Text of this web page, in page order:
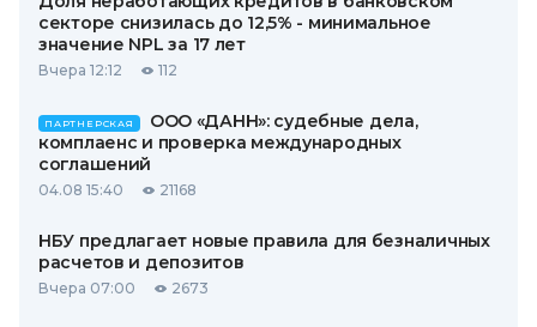
секторе снизилась до 12,5% - минимальное
значение NPL за 17 лет
Вчера 12:12 112
ПАРТНЕРСКАЯ
ООО «ДАНН»: судебные дела,
комплаенс и проверка международных
соглашений
04.08 15:40 21168
НБУ предлагает новые правила для безналичных
расчетов и депозитов
Вчера 07:00 2673